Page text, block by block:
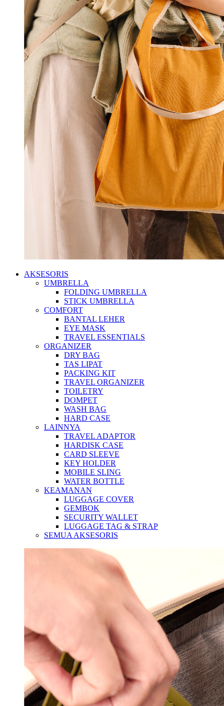
AKSESORIS
UMBRELLA
FOLDING UMBRELLA
STICK UMBRELLA
COMFORT
BANTAL LEHER
EYE MASK
TRAVEL ESSENTIALS
ORGANIZER
DRY BAG
TAS LIPAT
PACKING KIT
TRAVEL ORGANIZER
TOILETRY
DOMPET
WASH BAG
HARD CASE
LAINNYA
TRAVEL ADAPTOR
HARDISK CASE
CARD SLEEVE
KEY HOLDER
MOBILE SLING
WATER BOTTLE
KEAMANAN
LUGGAGE COVER
GEMBOK
SECURITY WALLET
LUGGAGE TAG & STRAP
SEMUA AKSESORIS